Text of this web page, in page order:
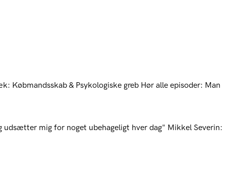
Købmandsskab & Psykologiske greb Hør alle episoder: Man
udsætter mig for noget ubehageligt hver dag" Mikkel Severin: